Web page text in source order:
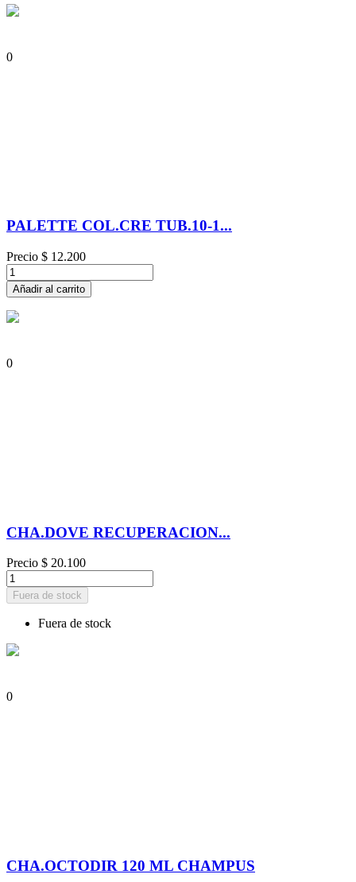
0
PALETTE COL.CRE TUB.10-1...
Precio $ 12.200
Añadir al carrito
0
CHA.DOVE RECUPERACION...
Precio $ 20.100
Fuera de stock
Fuera de stock
0
CHA.OCTODIR 120 ML CHAMPUS